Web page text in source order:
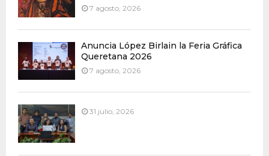
7 agosto, 2026
Anuncia López Birlain la Feria Gráfica
Queretana 2026
7 agosto, 2026
31 julio, 2026